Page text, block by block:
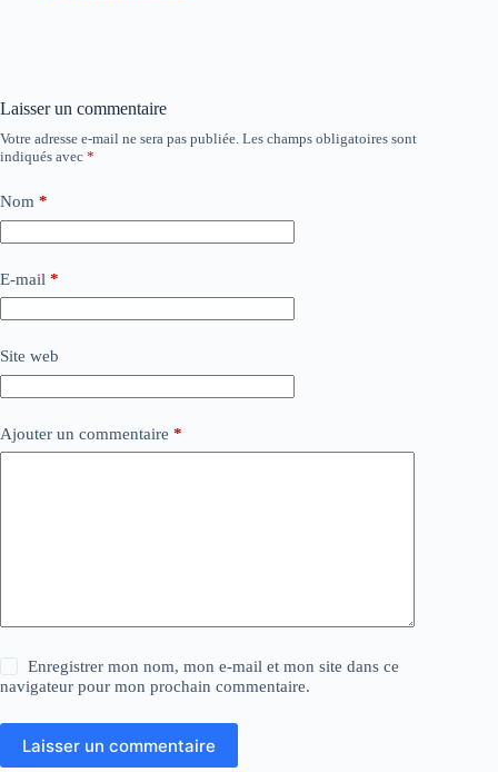
Laisser un commentaire
Votre adresse e-mail ne sera pas publiée. Les champs obligatoires sont
indiqués avec *
Nom *
E-mail *
Site web
Ajouter un commentaire *
Enregistrer mon nom, mon e-mail et mon site dans ce
navigateur pour mon prochain commentaire.
Laisser un commentaire